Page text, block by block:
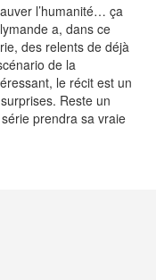
l’humanité… ça
a, dans ce
des relents de déjà
de la
le récit est un
Reste un
prendra sa vraie